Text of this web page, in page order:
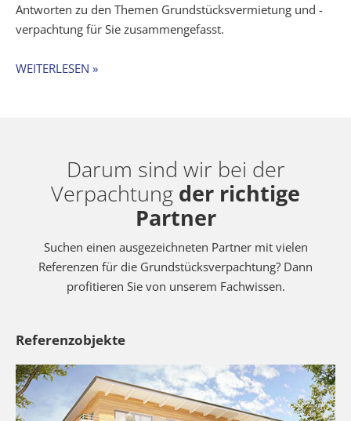
Antworten zu den Themen Grundstücksvermietung und -
verpachtung für Sie zusammengefasst.
WEITERLESEN »
Darum sind wir bei der
Verpachtung der richtige
Partner
Suchen einen ausgezeichneten Partner mit vielen
Referenzen für die Grundstücksverpachtung? Dann
profitieren Sie von unserem Fachwissen.
Referenzobjekte